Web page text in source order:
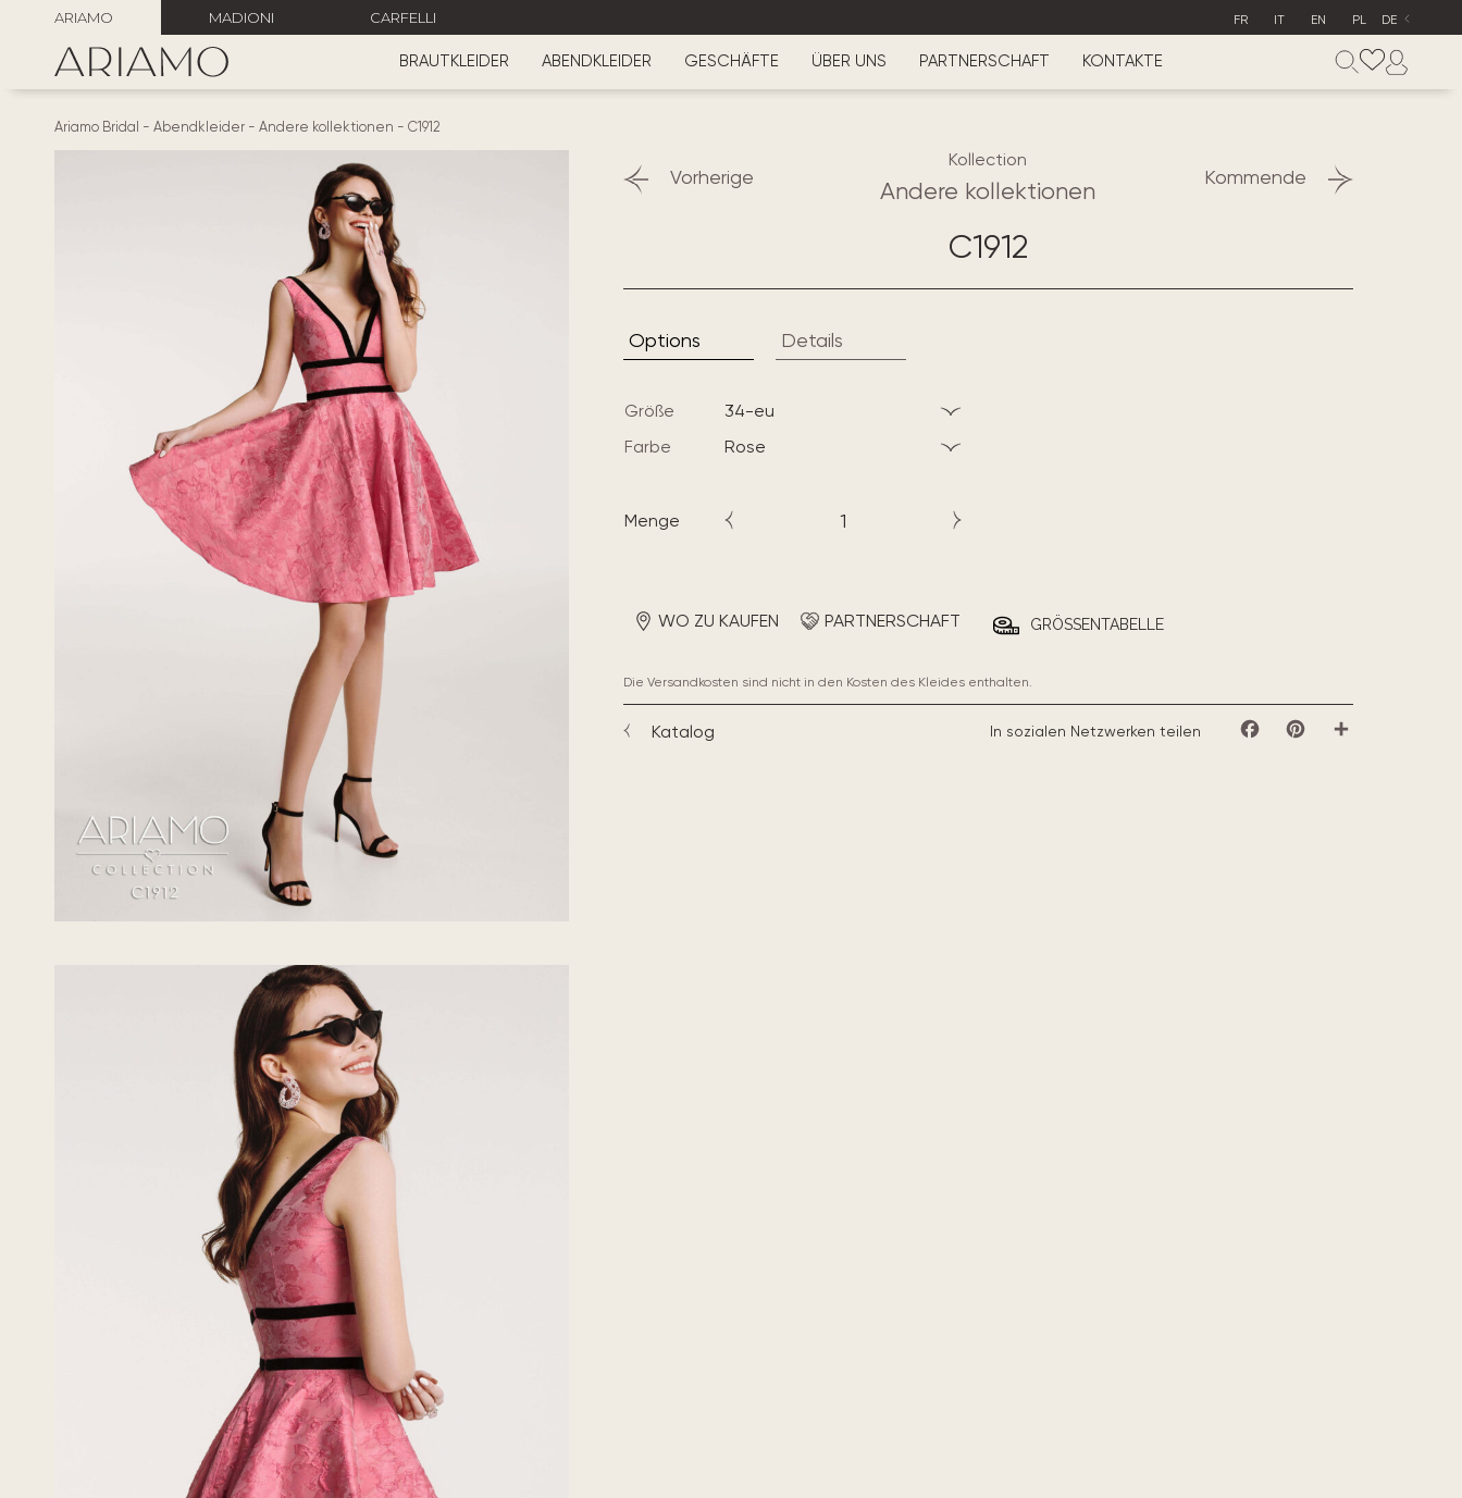
ARIAMO MADIONI CARFELLI FR IT EN PL DE
BRAUTKLEIDER ABENDKLEIDER GESCHÄFTE ÜBER UNS PARTNERSCHAFT KONTAKTE
Ariamo Bridal - Abendkleider - Andere kollektionen - C1912
Vorherige Kommende
Kollection
Andere kollektionen
C1912
Options Details
Größe
34-eu
Farbe
rose
Menge
WO ZU KAUFEN PARTNERSCHAFT GRÖSSENTABELLE
Die Versandkosten sind nicht in den Kosten des Kleides enthalten.
Katalog In sozialen Netzwerken teilen